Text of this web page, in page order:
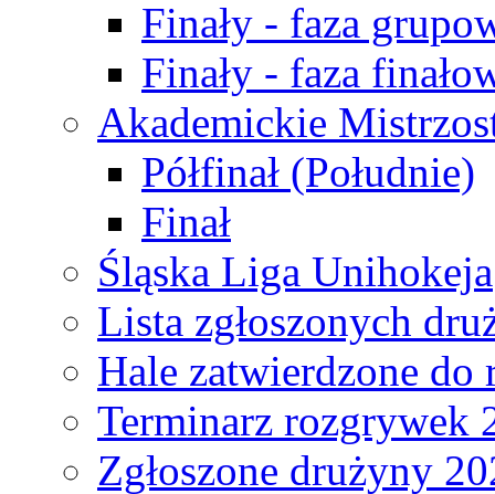
Finały - faza
Finały - faza
Akademickie
Półfinał (Południe)
Finał
Śląska Liga Unihokeja
Lista zgłoszonych
Hale zatwierdzone do
Terminarz rozgrywek
Zgłoszone drużyny